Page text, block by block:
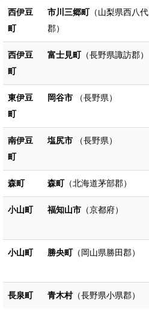
西伊豆
町
市川三郷町
（山梨県西八代
郡）
西伊豆
町
富士見町 （長野県諏訪郡）
東伊豆
町
岡谷市 （長野県）
南伊豆
町
塩尻市 （長野県）
森町 森町 （北海道茅部郡）
小山町 福知山市 （京都府）
小山町 勝央町 （岡山県勝田郡）
長泉町 青木村（長野県小県郡）